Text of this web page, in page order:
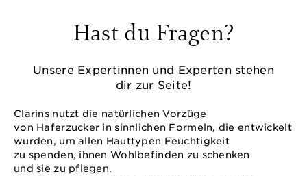
Hast du Fragen?
Unsere Expertinnen und Experten stehen
dir zur Seite!
Clarins nutzt die natürlichen Vorzüge
von Haferzucker in sinnlichen Formeln, die entwickelt
wurden, um allen Hauttypen Feuchtigkeit
zu spenden, ihnen Wohlbefinden zu schenken
und sie zu pflegen.